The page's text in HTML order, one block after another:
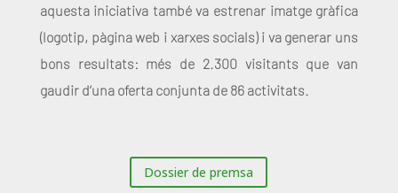
aquesta iniciativa també va estrenar imatge gràfica
(logotip, pàgina web i xarxes socials) i va generar uns
bons resultats: més de 2.300 visitants que van
gaudir d’una oferta conjunta de 86 activitats.
Dossier de premsa